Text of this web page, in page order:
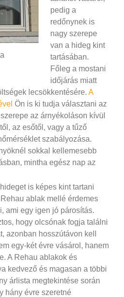
pedig a
redőnynek is
nagy szerepe
van a hideg kint
tartásában.
Főleg a mostani
időjárás miatt
lecsökkentésére. A
Ön is ki tudja választani az
az árnyékoláson kívül
az esőtől, vagy a tűző
szabályozása.
sokkal kellemesebb
mintha egész nap az
is képes kint tartani
ablak mellé érdemes
ami egy igen jó párosítás.
hogy olcsónak fogja találni
azonban hosszútávon kell
egy-két évre vásárol, hanem
A Rehau ablakok és
kedvező és magasan a többi
árlista megtekintése során
hány évre szeretné